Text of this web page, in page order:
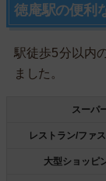
徳庵駅の便利
駅徒歩5分以内
ました。
スーパ
レストラン/ファ
大型ショッピ